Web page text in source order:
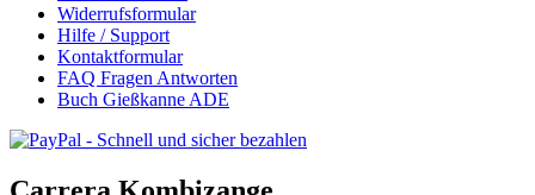
Widerrufsformular
Hilfe / Support
Kontaktformular
FAQ Fragen Antworten
Buch Gießkanne ADE